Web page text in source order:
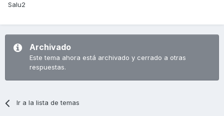
Salu2
Archivado
Este tema ahora está archivado y cerrado a otras
respuestas.
Ir a la lista de temas